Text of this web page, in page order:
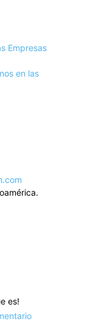
Empresas
en las
es!